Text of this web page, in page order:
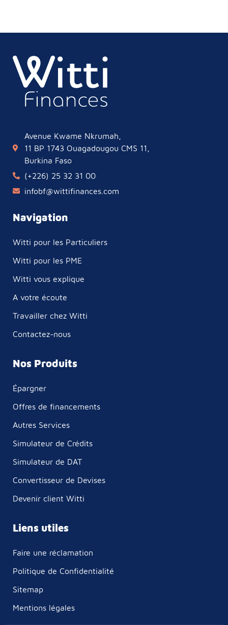
Avenue Kwame Nkrumah,
11 BP 1743 Ouagadougou CMS 11,
Burkina Faso
(+226) 25 32 31 00
infobf@wittifinances.com
Navigation
Witti pour les Particuliers
Witti pour les PME
Witti vous explique
A votre écoute
Travailler chez Witti
Contactez-nous
Nos Produits
Épargner
Offres de financements
Autres Services
Simulateur de Crédits
Simulateur de DAT
Convertisseur de Devises
Devenir client Witti
Liens utiles
Faire une réclamation
Politique de Confidentialité
Sitemap
Mentions légales